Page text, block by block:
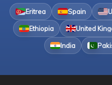
Eritrea Spain
Ethiopia United
India